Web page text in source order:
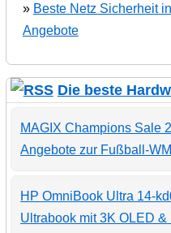
» Beste Netz Sicherheit
Angebote
Die beste
MAGIX Champions Sale
Angebote zur Fußball-WM
HP OmniBook Ultra 14-
Ultrabook mit 3K OLED &